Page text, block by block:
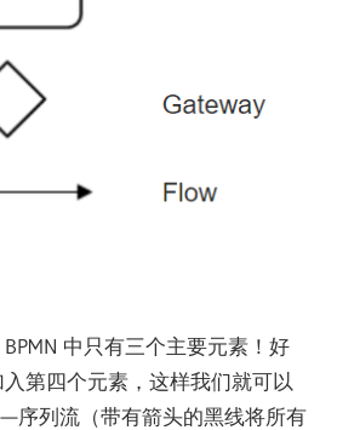
中只有三个主要元素！好
第四个元素，这样我们就可以
序列流（带有箭头的黑线将所有